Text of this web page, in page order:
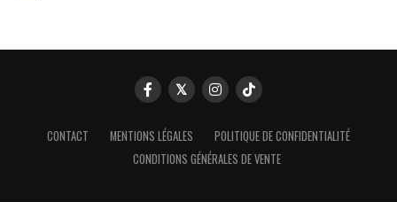
CONTACT MENTIONS LÉGALES
POLITIQUE DE CONFIDENTIALITÉ
CONDITIONS GÉNÉRALES DE VENTE